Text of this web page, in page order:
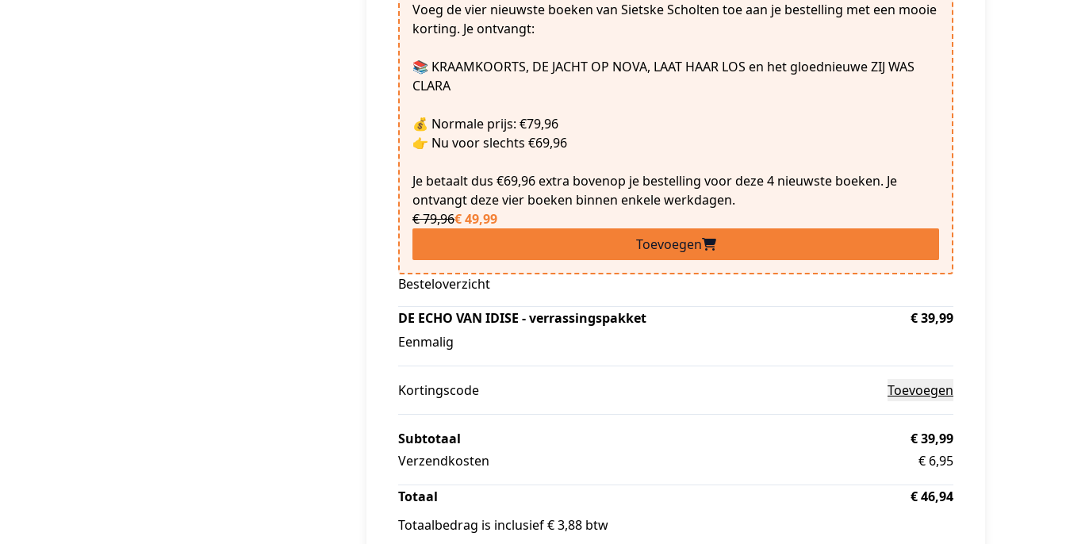
Voeg de vier nieuwste boeken van Sietske Scholten toe aan je bestelling met een mooie
korting. Je ontvangt:
📚 KRAAMKOORTS, DE JACHT OP NOVA, LAAT HAAR LOS en het gloednieuwe ZIJ WAS
CLARA
💰 Normale prijs: €79,96
👉 Nu voor slechts €69,96
Je betaalt dus €69,96 extra bovenop je bestelling voor deze 4 nieuwste boeken. Je
ontvangt deze vier boeken binnen enkele werkdagen.
€ 79,96€ 49,99
Toevoegen
Besteloverzicht
DE ECHO VAN IDISE - verrassingspakket
Eenmalig
€ 39,99
Kortingscode Toevoegen
Subtotaal
€ 39,99
Verzendkosten
€ 6,95
Totaal
€ 46,94
Totaalbedrag is inclusief € 3,88 btw